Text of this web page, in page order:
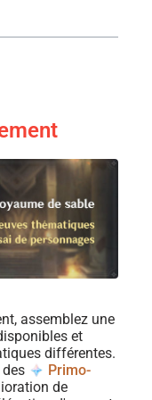
assemblez une
et
différentes.
Primo-
de